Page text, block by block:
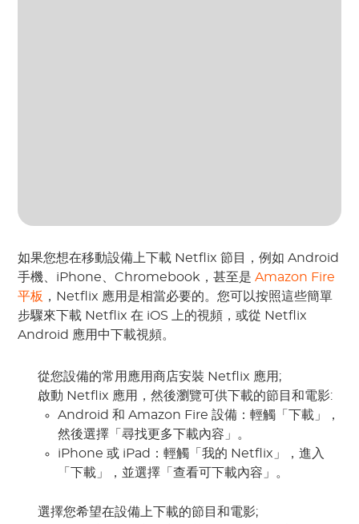
如果您想在移動設備上下載 Netflix 節目，例如 Android
手機、iPhone、Chromebook，甚至是Amazon Fire
平板 ，Netflix 應用是相當必要的。您可以按照這些簡單
步驟來下載 Netflix 在 iOS 上的視頻，或從 Netflix
Android 應用中下載視頻。
從您設備的常用應用商店安裝 Netflix 應用;
啟動 Netflix 應用，然後瀏覽可供下載的節目和電影:
Android 和 Amazon Fire 設備：輕觸「下載」，
然後選擇「尋找更多下載內容」。
iPhone 或 iPad：輕觸「我的 Netflix」，進入
「下載」，並選擇「查看可下載內容」。
選擇您希望在設備上下載的節目和電影;